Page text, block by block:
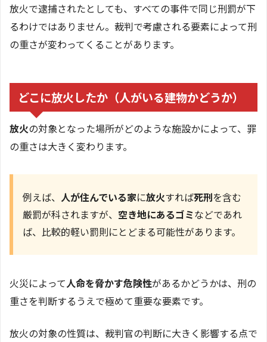
放火で逮捕されたとしても、すべての事件で同じ刑罰が下
るわけではありません。裁判で考慮される要素によって刑
の重さが変わってくることがあります。
どこに放火したか（人がいる建物かどうか）
放火の対象となった場所がどのような施設かによって、罪
の重さは大きく変わります。
例えば、 人が住んでいる家に放火すれば死刑を含む
厳罰が科されますが、 空き地にあるゴミなどであれ
ば、比較的軽い罰則にとどまる可能性があります。
火災によって人命を脅かす危険性があるかどうかは、刑の
重さを判断するうえで極めて重要な要素です。
放火の対象の性質は、裁判官の判断に大きく影響する点で